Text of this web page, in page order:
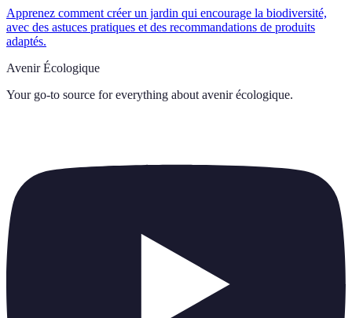
Apprenez comment créer un jardin qui encourage la biodiversité,
avec des astuces pratiques et des recommandations de produits
adaptés.
Avenir Écologique
Your go-to source for everything about avenir écologique.